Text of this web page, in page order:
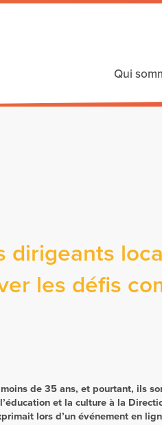
Qui
dirigeants
les défis
de 35 ans, et pourtant, ils
et la culture à la
lors d’un événement en